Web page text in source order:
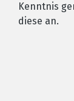
Kenntnis
diese an.